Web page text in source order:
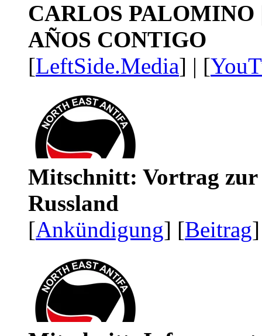
CARLOS PALOMINO
AÑOS CONTIGO
[LeftSide.Media] | [
Mitschnitt: Vortrag zur
Russland
[Ankündigung] [Beitrag